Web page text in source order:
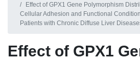
Effect of GPX1 Gene Polymorphism
Cellular Adhesion and Functional
Patients with Chronic Diffuse Liver
Effect of GPX1